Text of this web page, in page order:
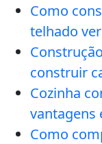
Como
telhado
construir
Cozinha
vantagens
Como